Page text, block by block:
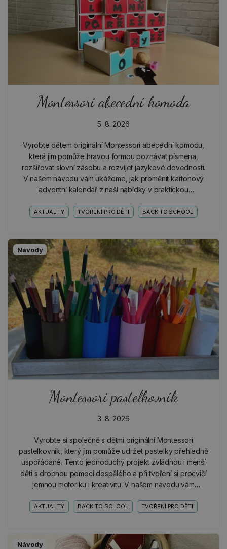
Montessori abecední komoda
5. 8. 2026
Vyrobte dětem originální Montessori abecední komodu,
která jim pomůže hravou formou poznávat písmena,
rozšiřovat slovní zásobu a rozvíjet jazykové dovednosti.
V našem návodu vám ukážeme, jak proměnit kartonový
adventní kalendář z naší nabídky v praktickou
světa…
AKTUALITY TVOŘENÍ PRO DĚTI BACK TO SCHOOL
Návody
Montessori pastelkovník
3. 8. 2026
Vyrobte si společně s dětmi originální Montessori
pastelkovník, který jim pomůže udržet pastelky přehledně
uspořádané. Tento jednoduchý projekt zvládnou i menší
děti s drobnou pomocí dospělého a při tvoření si procvičí
jemnou motoriku i kreativitu. V našem návodu vám
AKTUALITY BACK TO SCHOOL TVOŘENÍ PRO DĚTI
Návody